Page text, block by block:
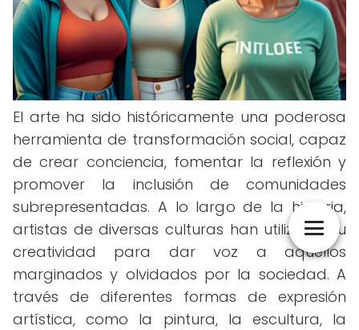
El arte ha sido históricamente una poderosa
herramienta de transformación social, capaz
de crear conciencia, fomentar la reflexión y
promover la inclusión de comunidades
subrepresentadas. A lo largo de la historia,
artistas de diversas culturas han utilizado su
creatividad para dar voz a aquellos
marginados y olvidados por la sociedad. A
través de diferentes formas de expresión
artística, como la pintura, la escultura, la